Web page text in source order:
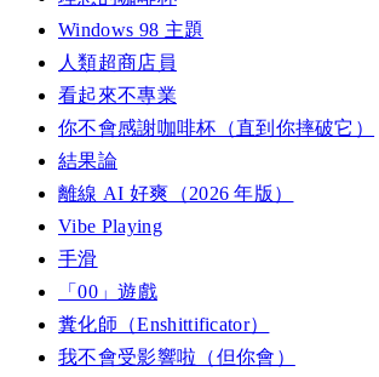
Windows 98 主題
人類超商店員
看起來不專業
你不會感謝咖啡杯（直到你摔破它）
結果論
離線 AI 好爽（2026 年版）
Vibe Playing
手滑
「00」遊戲
糞化師（Enshittificator）
我不會受影響啦（但你會）